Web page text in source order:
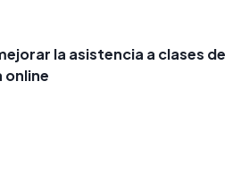
la asistencia a clases de
online